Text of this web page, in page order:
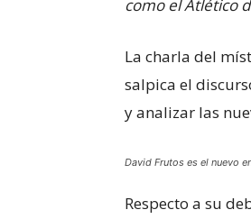
como el Atlético
La charla del
salpica el
y analizar las
David Frutos es el nuevo
Respecto a su